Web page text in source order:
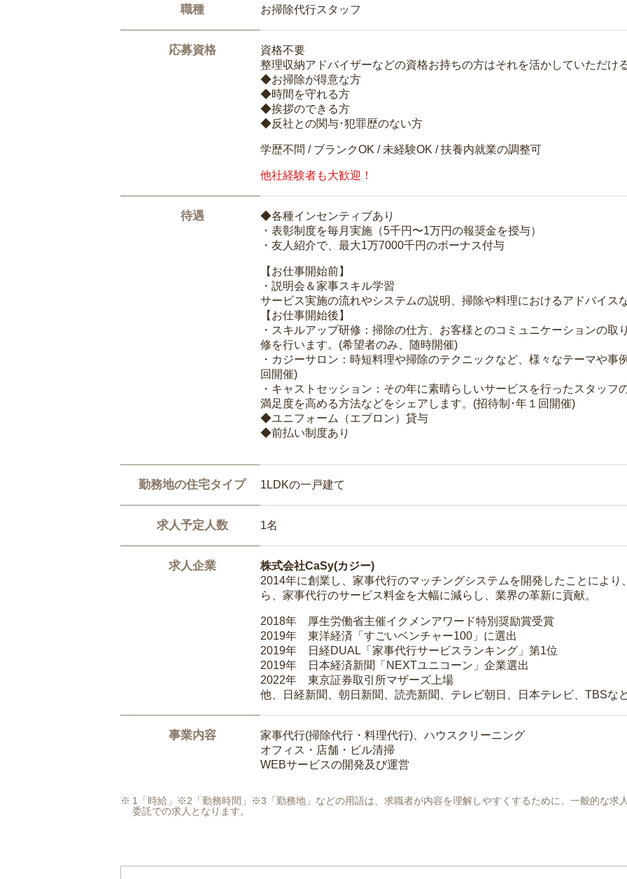
職種 お掃除代行スタッフ
応募資格
資格不要
整理収納アドバイザーなどの資格お持ちの方はそれを活かしていただけ
◆お掃除が得意な方
◆時間を守れる方
◆挨拶のできる方
◆反社との関与･犯罪歴のない方
学歴不問 / ブランクOK / 未経験OK / 扶養内就業の調整可
他社経験者も大歓迎！
待遇
◆各種インセンティブあり
・表彰制度を毎月実施（5千円〜1万円の報奨金を授与）
・友人紹介で、最大1万7000千円のボーナス付与
【お仕事開始前】
・説明会＆家事スキル学習
サービス実施の流れやシステムの説明、掃除や料理におけるアドバイス
【お仕事開始後】
・スキルアップ研修：掃除の仕方、お客様とのコミュニケーションの
修を行います。(希望者のみ、随時開催)
・カジーサロン：時短料理や掃除のテクニックなど、様々なテーマや事
回開催)
・キャストセッション：その年に素晴らしいサービスを行ったスタッ
満足度を高める方法などをシェアします。(招待制･年１回開催)
◆ユニフォーム（エプロン）貸与
◆前払い制度あり
勤務地の住宅タイプ 1LDKの一戸建て
求人予定人数 1名
求人企業
株式会社CaSy(カジー)
2014年に創業し、家事代行のマッチングシステムを開発したことによ
ら、家事代行のサービス料金を大幅に減らし、業界の革新に貢献。
2018年 厚生労働省主催イクメンアワード特別奨励賞受賞
2019年 東洋経済「すごいベンチャー100」に選出
2019年 日経DUAL「家事代行サービスランキング」第1位
2019年 日本経済新聞「NEXTユニコーン」企業選出
2022年 東京証券取引所マザーズ上場
他、日経新聞、朝日新聞、読売新聞、テレビ朝日、日本テレビ、TBSな
事業内容
家事代行(掃除代行・料理代行)、ハウスクリーニング
オフィス・店舗・ビル清掃
WEBサービスの開発及び運営
1「時給」※2「勤務時間」※3「勤務地」などの用語は、求職者が内容を理解しやすくするために、一般的な求
委託での求人となります。